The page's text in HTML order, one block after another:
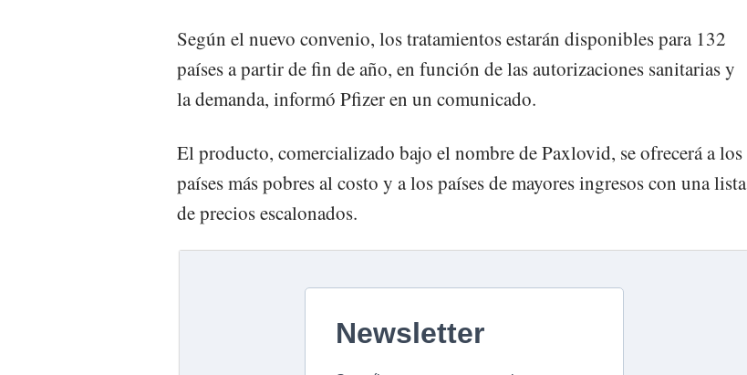
Según el nuevo convenio, los tratamientos estarán disponibles para 132
países a partir de fin de año, en función de las autorizaciones sanitarias y
la demanda, informó Pfizer en un comunicado.
El producto, comercializado bajo el nombre de Paxlovid, se ofrecerá a los
países más pobres al costo y a los países de mayores ingresos con una lista
de precios escalonados.